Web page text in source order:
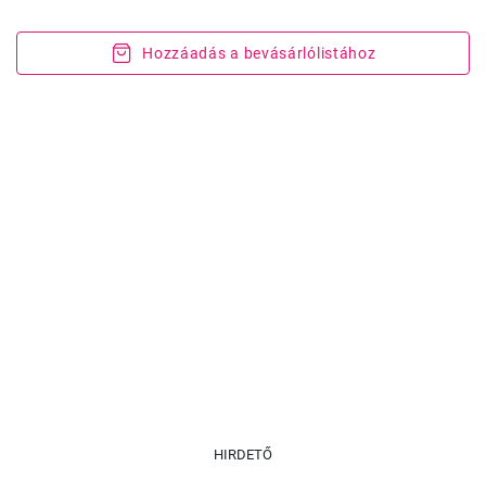
Hozzáadás a bevásárlólistához
HIRDETŐ